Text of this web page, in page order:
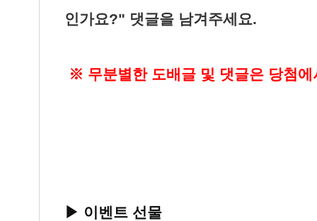
인가요?" 댓글을 남겨주세요.
※ 무분별한 도배글 및 댓글은 당첨에
▶ 이벤트 선물